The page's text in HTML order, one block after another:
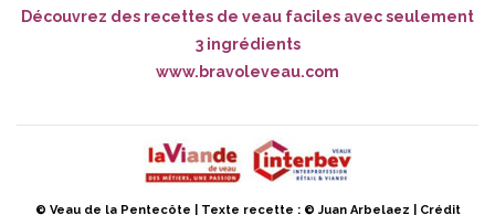
Découvrez des recettes de veau faciles avec seulement
3 ingrédients
www.bravoleveau.com
© Veau de la Pentecôte | Texte recette : © Juan Arbelaez | Crédit